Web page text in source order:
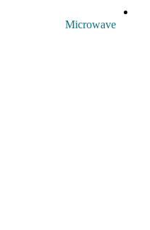
Microwave